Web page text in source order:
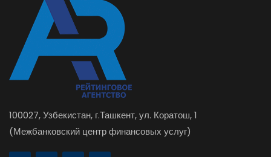
100027, Узбекистан, г.Ташкент, ул. Коратош, 1
(Межбанковский центр финансовых услуг)